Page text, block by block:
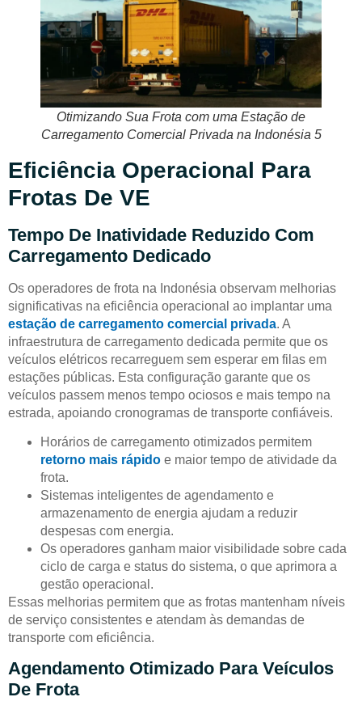
Otimizando Sua Frota com uma Estação de
Carregamento Comercial Privada na Indonésia 5
Eficiência Operacional Para
Frotas De VE
Tempo De Inatividade Reduzido Com
Carregamento Dedicado
Os operadores de frota na Indonésia observam melhorias
significativas na eficiência operacional ao implantar uma
estação de carregamento comercial privada. A
infraestrutura de carregamento dedicada permite que os
veículos elétricos recarreguem sem esperar em filas em
estações públicas. Esta configuração garante que os
veículos passem menos tempo ociosos e mais tempo na
estrada, apoiando cronogramas de transporte confiáveis.
Horários de carregamento otimizados permitem
retorno mais rápido e maior tempo de atividade da
frota.
Sistemas inteligentes de agendamento e
armazenamento de energia ajudam a reduzir
despesas com energia.
Os operadores ganham maior visibilidade sobre cada
ciclo de carga e status do sistema, o que aprimora a
gestão operacional.
Essas melhorias permitem que as frotas mantenham níveis
de serviço consistentes e atendam às demandas de
transporte com eficiência.
Agendamento Otimizado Para Veículos
De Frota